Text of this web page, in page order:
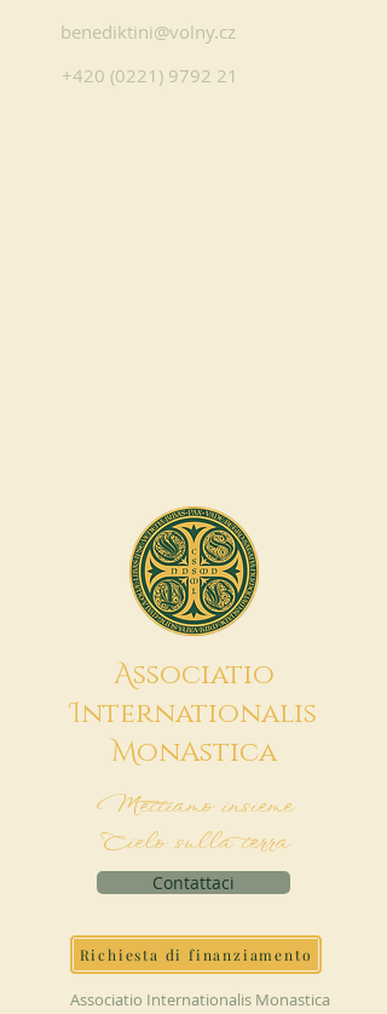
benediktini@volny.cz
+420 (0221) 9792 21
Associatio
Internationalis
MonAstica
Mettiamo insieme
Cielo sulla terra
Contattaci
Richiesta di finanziamento
Associatio Internationalis Monastica